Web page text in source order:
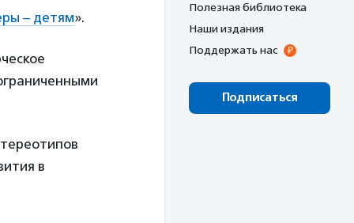
– детям».
в
Полезная библиотека
Наши издания
Поддержать нас
Подписаться